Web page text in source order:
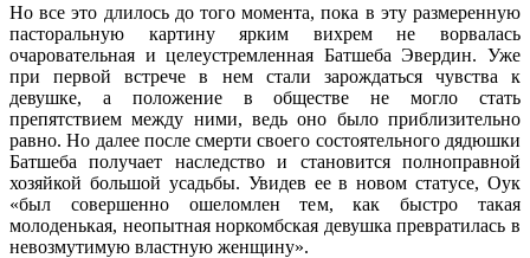
Но все это длилось до того момента, пока в эту размеренную
пасторальную картину ярким вихрем не ворвалась
очаровательная и целеустремленная Батшеба Эвердин. Уже
при первой встрече в нем стали зарождаться чувства к
девушке, а положение в обществе не могло стать
препятствием между ними, ведь оно было приблизительно
равно. Но далее после смерти своего состоятельного дядюшки
Батшеба получает наследство и становится полноправной
хозяйкой большой усадьбы. Увидев ее в новом статусе, Оук
«был совершенно ошеломлен тем, как быстро такая
молоденькая, неопытная норкомбская девушка превратилась в
невозмутимую властную женщину».